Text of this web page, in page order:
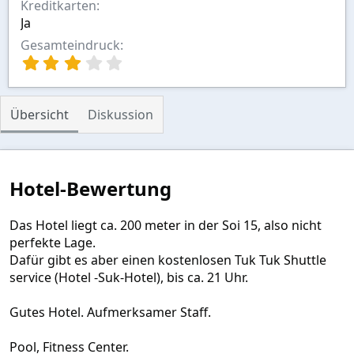
Kreditkarten
Ja
Gesamteindruck
0
S
t
e
n
(
)
Übersicht Diskussion
Hotel-Bewertung
Das Hotel liegt ca. 200 meter in der Soi 15, also nicht
perfekte Lage.
Dafür gibt es aber einen kostenlosen Tuk Tuk Shuttle
service (Hotel -Suk-Hotel), bis ca. 21 Uhr.
Gutes Hotel. Aufmerksamer Staff.
Pool, Fitness Center.